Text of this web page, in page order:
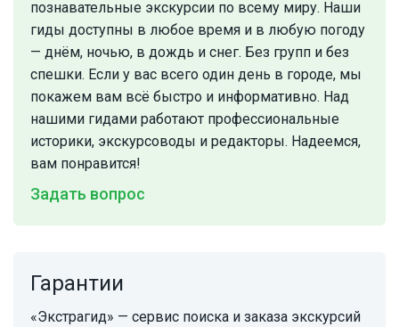
познавательные экскурсии по всему миру. Наши
гиды доступны в любое время и в любую погоду
— днём, ночью, в дождь и снег. Без групп и без
спешки. Eсли у вас всего один день в городе, мы
покажем вам всё быстро и информативно. Над
нашими гидами работают профессиональные
историки, экскурсоводы и редакторы. Надеемся,
вам понравится!
Задать вопрос
Гарантии
«Экстрагид» — сервис поиска и заказа экскурсий